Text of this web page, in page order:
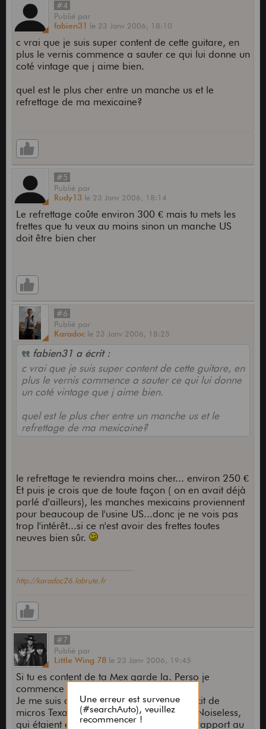
#4
Publié par
fabien31 le 23 Janv 2006, 18:10
c vrai que je suis super content de cette guitare, en
plus le vernis commence a sauter ce qui lui donne un
coté vintage que j aime bien.
quel est le plus cher entre un manche us et le
refrettage de ma mexicaine?
#5
Publié par
Rudy13 le 23 Janv 2006, 18:14
Le refrettage coûte environ 300 € mais tu mets les
frettes que tu veux au moins sinon un manche US
doit être bien cher
#6
Publié par
Karadoc le 23 Janv 2006, 18:25
fabien31 a écrit :
c vrai que je suis super content de cette guitare, en
plus le vernis commence a sauter ce qui lui donne
un coté vintage que j aime bien.
quel est le plus cher entre un manche us et le
refrettage de ma mexicaine?
le refrettage te reviendra moins cher... environ 250 €
Et puis je crois que de toute façon ( on en avait déjà
parlé d'ailleurs), les manches mexicains proviennent
pour beaucoup de l'usine US...donc je ne vois pas
trop l'intérêt...si ce n'est avoir des frettes toutes
neuves bien sûr.
http://karadoc26.labrute.fr
#7
Publié par
Little Wing 78 le 23 Janv 2006, 19:45
Si tu es content de ta Mex garde la. Perso je
commence à modifier la mienne.
Je me suis commandé cet après midi un kit de
micros Texas Special. J'ai hésité avec les Noiseless,
qui étaient en stock eux, mais finalement rapport au